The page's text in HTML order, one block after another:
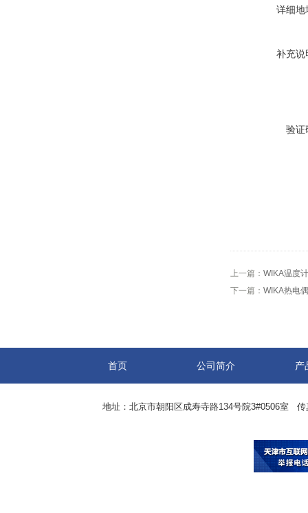
详细地
补充说
验证
上一篇： WIKA温度
下一篇： WIKA热电
首页 公司简介 产
地址：北京市朝阳区成寿寺路134号院3#0506室